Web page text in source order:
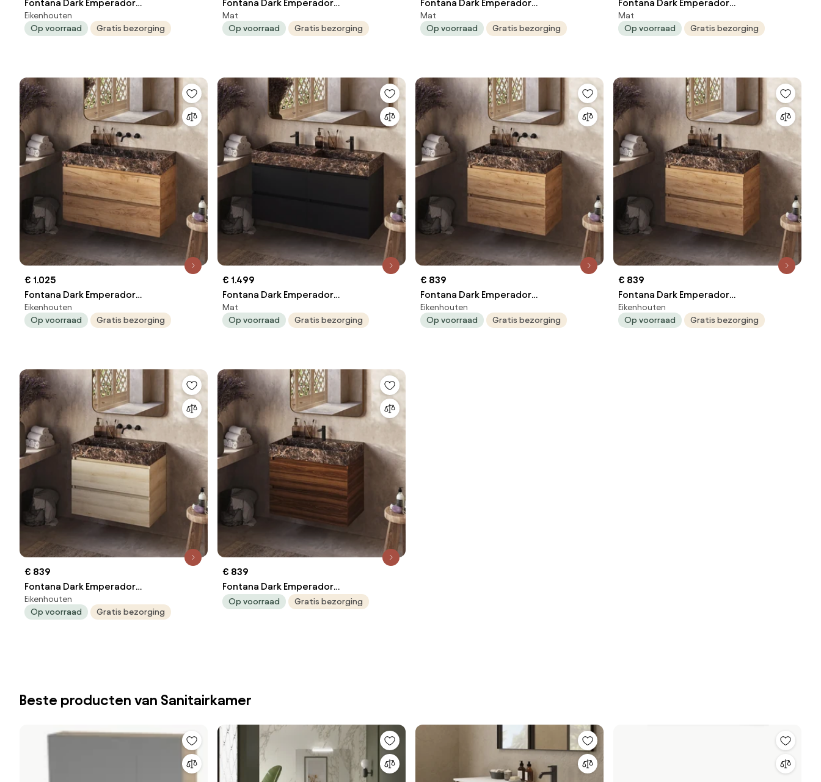
Fontana Dark Emperador
badkamermeubel beach eiken 100cm
zonder kraangat
Eikenhouten
Op voorraad
Gratis bezorging
Fontana Dark Emperador
badkamermeubel zwart mat 80cm met
kraangat
Mat
Op voorraad
Gratis bezorging
Fontana Dark Emperador
badkamermeubel zwart mat 100cm
zonder kraangat
Mat
Op voorraad
Gratis bezorging
Fontana Dark Emperador
badkamermeubel zwart mat 120cm
zonder kraangat
Mat
Op voorraad
Gratis bezorging
€ 1.025
Fontana Dark Emperador
badkamermeubel warm eiken 100cm
zonder kraangat
Eikenhouten
Op voorraad
Gratis bezorging
€ 1.499
Fontana Dark Emperador
badkamermeubel zwart mat 120cm
met 2 kraangaten
Mat
Op voorraad
Gratis bezorging
€ 839
Fontana Dark Emperador
badkamermeubel warm eiken 80cm
zonder kraangat
Eikenhouten
Op voorraad
Gratis bezorging
€ 839
Fontana Dark Emperador
badkamermeubel warm eiken 80cm
met kraangat
Eikenhouten
Op voorraad
Gratis bezorging
€ 839
Fontana Dark Emperador
badkamermeubel beach eiken 80cm
zonder kraangat
Eikenhouten
Op voorraad
Gratis bezorging
€ 839
Fontana Dark Emperador
badkamermeubel walnoot 80cm met
Op voorraad Gratis bezorging
Beste producten van Sanitairkamer